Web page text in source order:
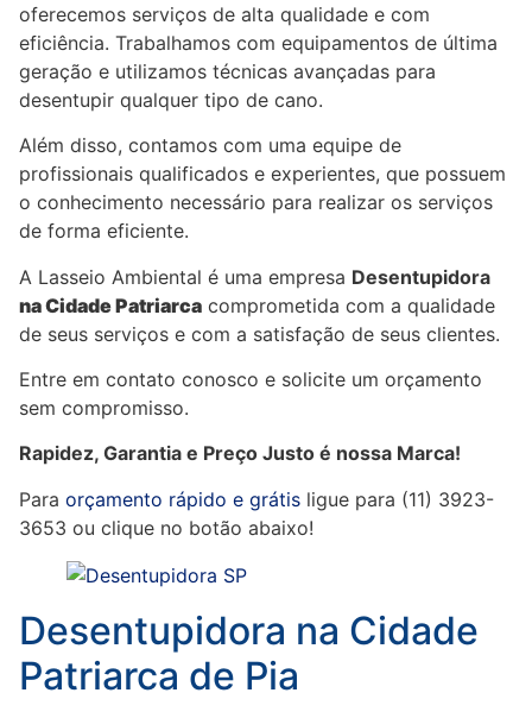
oferecemos serviços de alta qualidade e com
eficiência. Trabalhamos com equipamentos de última
geração e utilizamos técnicas avançadas para
desentupir qualquer tipo de cano.
Além disso, contamos com uma equipe de
profissionais qualificados e experientes, que possuem
o conhecimento necessário para realizar os serviços
de forma eficiente.
A Lasseio Ambiental é uma empresa Desentupidora
na Cidade Patriarca comprometida com a qualidade
de seus serviços e com a satisfação de seus clientes.
Entre em contato conosco e solicite um orçamento
sem compromisso.
Rapidez, Garantia e Preço Justo é nossa Marca!
Para orçamento rápido e grátis ligue para (11) 3923-
3653 ou clique no botão abaixo!
Desentupidora na Cidade
Patriarca de Pia